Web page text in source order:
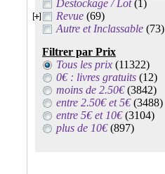
Destockage / Lot(1)
Revue (69)
Autre et Inclassable (73)
Filtrer par Prix
Tous les prix (11322)
0€ : livres gratuits (12)
moins de 2.50€(3842)
entre 2.50€ et 5€(3488)
entre 5€ et 10€(3104)
plus de 10€(897)